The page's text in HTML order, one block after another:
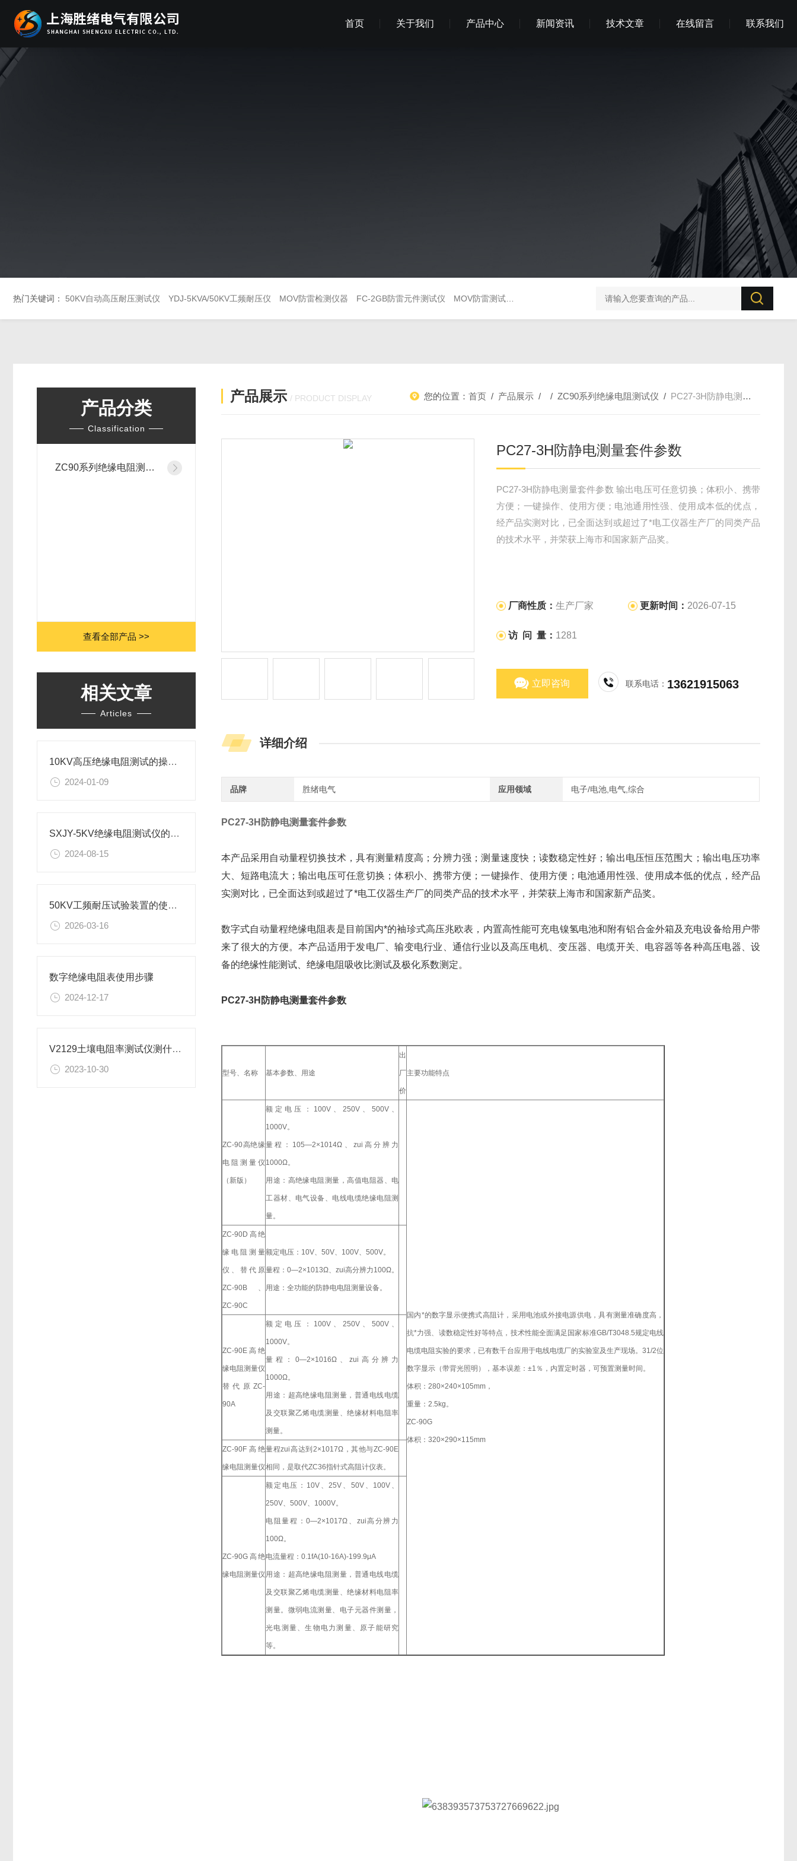
首页 关于我们 产品中心 新闻资讯 技术文章 在线留言 联系我们
热门关键词： 50KV自动高压耐压测试仪 YDJ-5KVA/50KV工频耐压仪 MOV防雷检测仪器 FC-2GB防雷元件测试仪 MOV防雷测试仪 避雷器巡检仪 UT506B 防雷元件测试仪
产品分类
Classification
ZC90系列绝缘电阻测试仪
查看全部产品 >>
相关文章
Articles
10KV高压绝缘电阻测试的操作规范
2024-01-09
SXJY-5KV绝缘电阻测试仪的测试检测应用
2024-08-15
50KV工频耐压试验装置的使用方法有哪些
2026-03-16
数字绝缘电阻表使用步骤
2024-12-17
V2129土壤电阻率测试仪测什么仪器
2023-10-30
产品展示 / PRODUCT DISPLAY 您的位置：首页 / 产品展示 / /ZC90系列绝缘电阻测试仪 / PC27-3H防静电测量套件参数
PC27-3H防静电测量套件参数
PC27-3H防静电测量套件参数 输出电压可任意切换；体积小、携带
方便；一键操作、使用方便；电池通用性强、使用成本低的优点，
经产品实测对比，已全面达到或超过了*电工仪器生产厂的同类产品
的技术水平，并荣获上海市和国家新产品奖。
厂商性质： 生产厂家 更新时间： 2026-07-15
访 问 量： 1281
立即咨询 联系电话： 13621915063
详细介绍
品牌 胜绪电气 应用领域 电子/电池,电气,综合
PC27-3H防静电测量套件参数
本产品采用自动量程切换技术，具有测量精度高；分辨力强；测量速度快；读数稳定性好；输出电压恒压范围大；输出电压功率
大、短路电流大；输出电压可任意切换；体积小、携带方便；一键操作、使用方便；电池通用性强、使用成本低的优点，经产品
实测对比，已全面达到或超过了*电工仪器生产厂的同类产品的技术水平，并荣获上海市和国家新产品奖。
数字式自动量程绝缘电阻表是目前国内*的袖珍式高压兆欧表，内置高性能可充电镍氢电池和附有铝合金外箱及充电设备给用户带
来了很大的方便。本产品适用于发电厂、输变电行业、通信行业以及高压电机、变压器、电缆开关、电容器等各种高压电器、设
备的绝缘性能测试、绝缘电阻吸收比测试及极化系数测定。
PC27-3H防静电测量套件参数
型号、名称 基本参数、用途
出
厂
价
主要功能特点
ZC-90高绝缘
电阻测量仪
（新版）
额定电压：100V、250V、500V、
1000V。
量程：105—2×1014Ω、zui高分辨力
1000Ω。
用途：高绝缘电阻测量，高值电阻器、电
工器材、电气设备、电线电缆绝缘电阻测
量。
国内*的数字显示便携式高阻计，采用电池或外接电源供电，具有测量准确度高，
抗*力强、读数稳定性好等特点，技术性能全面满足国家标准GB/T3048.5规定电线
电缆电阻实验的要求，已有数千台应用于电线电缆厂的实验室及生产现场。31/2位
数字显示（带背光照明），基本误差：±1％，内置定时器，可预置测量时间。
体积：280×240×105mm，
重量：2.5kg。
ZC-90G
体积：320×290×115mm
ZC-90D高绝
缘电阻测量
仪、替代原
ZC-90B、
ZC-90C
额定电压：10V、50V、100V、500V。
量程：0—2×1013Ω、zui高分辨力100Ω。
用途：全功能的防静电电阻测量设备。
ZC-90E高绝
缘电阻测量仪
替代原ZC-
90A
额定电压：100V、250V、500V、
1000V。
量程：0—2×1016Ω、zui高分辨力
1000Ω。
用途：超高绝缘电阻测量，普通电线电缆
及交联聚乙烯电缆测量、绝缘材料电阻率
测量。
ZC-90F高绝
缘电阻测量仪
量程zui高达到2×1017Ω，其他与ZC-90E
相同，是取代ZC36指针式高阻计仪表。
ZC-90G高绝
缘电阻测量仪
额定电压：10V、25V、50V、100V、
250V、500V、1000V。
电阻量程：0—2×1017Ω、zui高分辨力
100Ω。
电流量程：0.1fA(10-16A)-199.9μA
用途：超高绝缘电阻测量，普通电线电缆
及交联聚乙烯电缆测量、绝缘材料电阻率
测量。微弱电流测量、电子元器件测量，
光电测量、生物电力测量、原子能研究
等。